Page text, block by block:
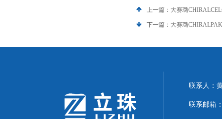
上一篇： 大赛璐
下一篇： 大赛璐
联系人：
联系邮箱